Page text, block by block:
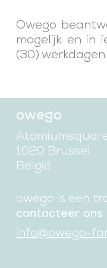
Owego
mogelijk en in
(30) werkdagen.
owego
1020 Brussel
België
owego is een
contacteer ons
info@owego-